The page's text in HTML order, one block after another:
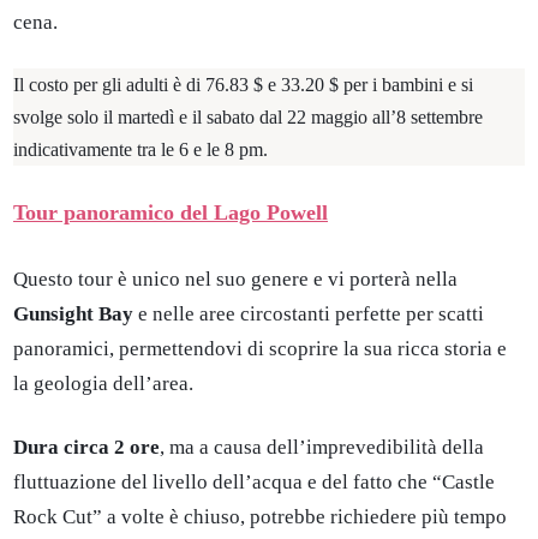
cena.
Il costo per gli adulti è di 76.83 $ e 33.20 $ per i bambini e si
svolge solo il martedì e il sabato dal 22 maggio all’8 settembre
indicativamente tra le 6 e le 8 pm.
Tour panoramico del Lago Powell
Questo tour è unico nel suo genere e vi porterà nella
Gunsight Bay e nelle aree circostanti perfette per scatti
panoramici, permettendovi di scoprire la sua ricca storia e
la geologia dell’area.
Dura circa 2 ore, ma a causa dell’imprevedibilità della
fluttuazione del livello dell’acqua e del fatto che “Castle
Rock Cut” a volte è chiuso, potrebbe richiedere più tempo